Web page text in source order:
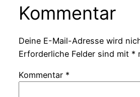
Kommentar
Deine E-Mail-Adresse wird
Erforderliche Felder sind mit *
Kommentar *